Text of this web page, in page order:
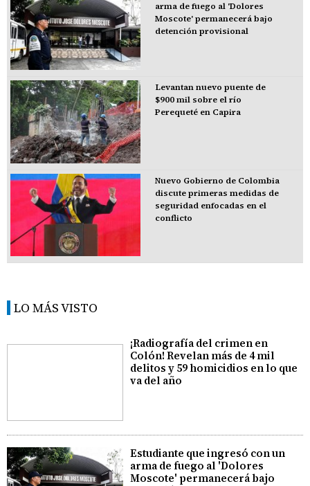
arma de fuego al 'Dolores
Moscote' permanecerá bajo
detención provisional
Levantan nuevo puente de
$900 mil sobre el río
Perequeté en Capira
Nuevo Gobierno de Colombia
discute primeras medidas de
seguridad enfocadas en el
conflicto
LO MÁS VISTO
¡Radiografía del crimen en
Colón! Revelan más de 4 mil
delitos y 59 homicidios en lo que
va del año
Estudiante que ingresó con un
arma de fuego al 'Dolores
Moscote' permanecerá bajo